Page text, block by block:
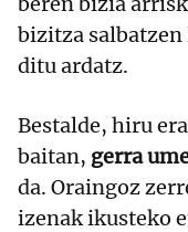
bizitza
ditu ardatz.
Bestalde, hiru
baitan, gerra
da. Oraingoz
izenak ikusteko